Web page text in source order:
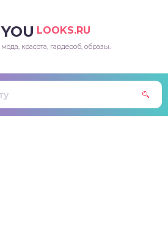
YOU LOOKS.RU
мода, красота, гардероб, образы.